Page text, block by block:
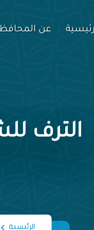
عن
الترف
الرئيسية